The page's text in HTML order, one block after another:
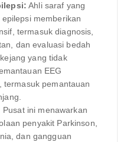
Ahli saraf yang
memberikan
termasuk diagnosis,
dan evaluasi bedah
yang tidak
EEG
termasuk pemantauan
Pusat ini menawarkan
penyakit Parkinson,
dan gangguan